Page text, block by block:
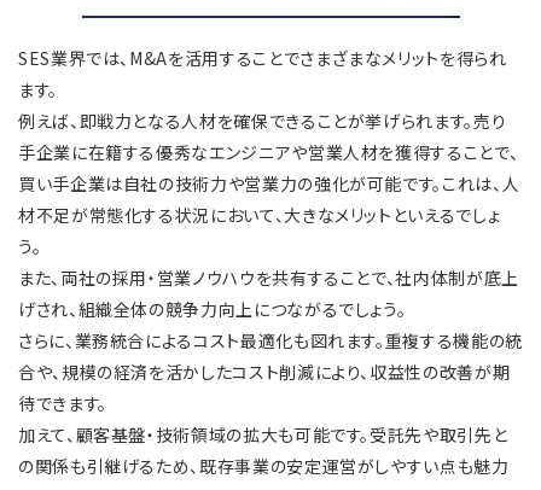
SES業界では、M&Aを活用することでさまざまなメリットを得られ
ます。
例えば、即戦力となる人材を確保できることが挙げられます。売り
手企業に在籍する優秀なエンジニアや営業人材を獲得することで、
買い手企業は自社の技術力や営業力の強化が可能です。これは、人
材不足が常態化する状況において、大きなメリットといえるでしょ
う。
また、両社の採用・営業ノウハウを共有することで、社内体制が底上
げされ、組織全体の競争力向上につながるでしょう。
さらに、業務統合によるコスト最適化も図れます。重複する機能の統
合や、規模の経済を活かしたコスト削減により、収益性の改善が期
待できます。
加えて、顧客基盤・技術領域の拡大も可能です。受託先や取引先と
の関係も引継げるため、既存事業の安定運営がしやすい点も魅力